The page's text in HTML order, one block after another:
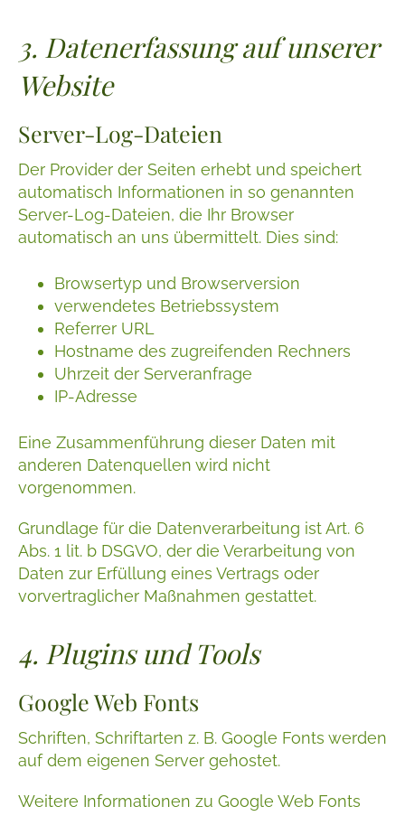
3. Datenerfassung auf unserer
Website
Server-Log-Dateien
Der Provider der Seiten erhebt und speichert
automatisch Informationen in so genannten
Server-Log-Dateien, die Ihr Browser
automatisch an uns übermittelt. Dies sind:
Browsertyp und Browserversion
verwendetes Betriebssystem
Referrer URL
Hostname des zugreifenden Rechners
Uhrzeit der Serveranfrage
IP-Adresse
Eine Zusammenführung dieser Daten mit
anderen Datenquellen wird nicht
vorgenommen.
Grundlage für die Datenverarbeitung ist Art. 6
Abs. 1 lit. b DSGVO, der die Verarbeitung von
Daten zur Erfüllung eines Vertrags oder
vorvertraglicher Maßnahmen gestattet.
4. Plugins und Tools
Google Web Fonts
Schriften, Schriftarten z. B. Google Fonts werden
auf dem eigenen Server gehostet.
Weitere Informationen zu Google Web Fonts